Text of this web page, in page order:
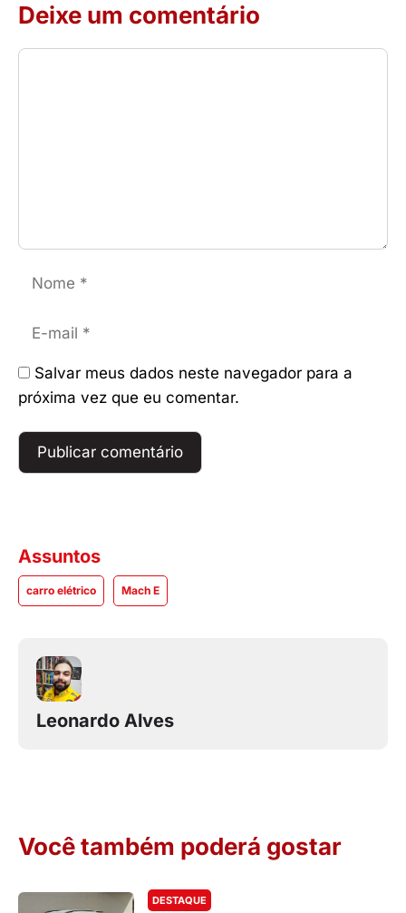
Deixe um comentário
Comentário
Nome
E-
mail
Salvar meus dados neste navegador para a
próxima vez que eu comentar.
Assuntos
carro elétrico Mach E
Leonardo Alves
Você também poderá gostar
DESTAQUE